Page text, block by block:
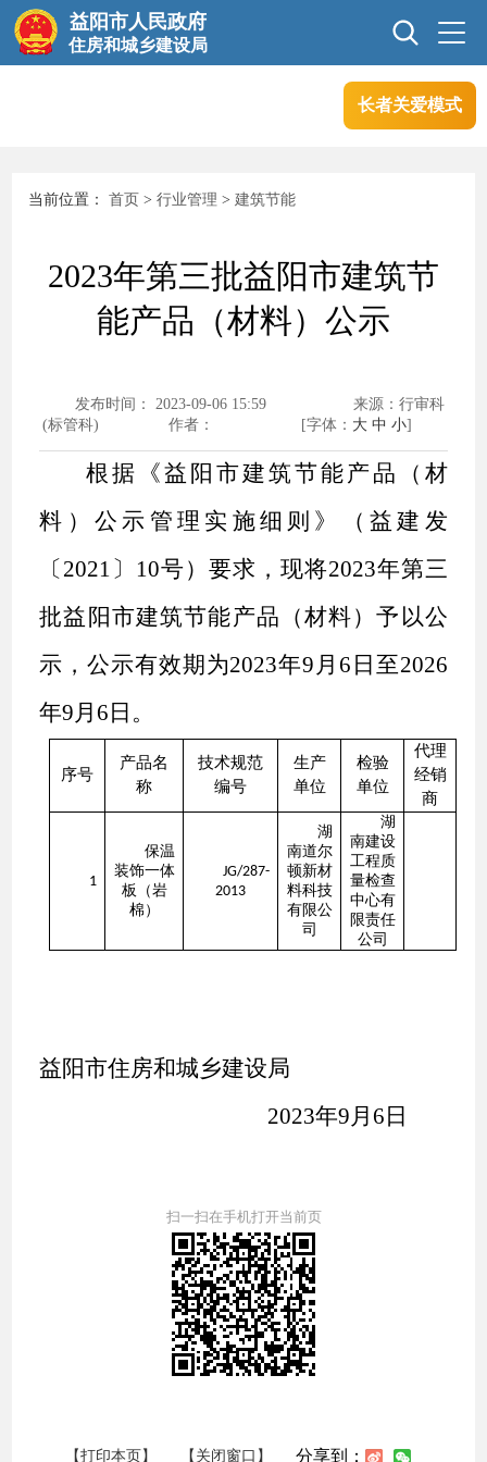
益阳市人民政府
住房和城乡建设局
信息公开
政务服务
长者关爱模式
当前位置：首页 >行业管理 >建筑节能
2023年第三批益阳市建筑节
能产品（材料）公示
发布时间： 2023-09-06 15:59
来源：行审科
(标管科)
作者： [字体： 大 中 小]
根据《益阳市建筑节能产品（材
料）公示管理实施细则》（益建发
〔2021〕10号）要求，现将2023年第三
批益阳市建筑节能产品（材料）予以公
示，公示有效期为2023年9 月6日至2026
年9月6日。
序号
产品名
称
技术规范
编号
生产
单位
检验
单位
代理
经销
商
1
保温
装饰一体
板（岩
棉）
JG/287-
2013
湖
南道尔
顿新材
料科技
有限公
司
湖
南建设
工程质
量检查
中心有
限责任
公司
益阳市住房和城乡建设局
2023年9月6日
扫一扫在手机打开当前页
【打印本页】 【关闭窗口】 分享到：